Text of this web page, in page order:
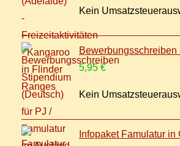
Kein
5,95 €
Kein
Infopaket Famulatur